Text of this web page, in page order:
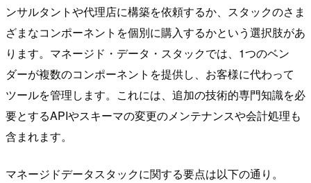
ンサルタントや代理店に構築を依頼するか、スタックのさま
ざまなコンポーネントを個別に購入するかという選択肢があ
ります。マネージド・データ・スタックでは、1つのベン
ダーが複数のコンポーネントを提供し、お客様に代わって
ツールを管理します。これには、追加の技術的専門知識を必
要とするAPIやスキーマの変更のメンテナンスや会計処理も
含まれます。
マネージドデータスタックに関する要点は以下の通り。